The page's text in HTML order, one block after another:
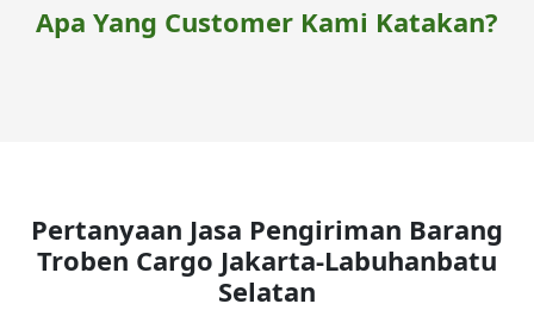
Apa Yang Customer Kami Katakan?
Pertanyaan Jasa Pengiriman Barang
Troben Cargo Jakarta-Labuhanbatu
Selatan